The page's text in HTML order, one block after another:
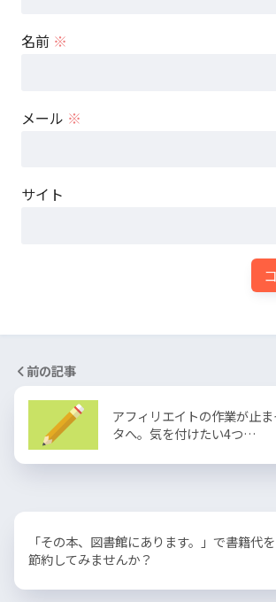
名前 ※
メール ※
サイト
前の記事
アフィリエイトの作業が止
タへ。気を付けたい4つ…
「その本、図書館にあります。」で書籍代を
節約してみませんか？